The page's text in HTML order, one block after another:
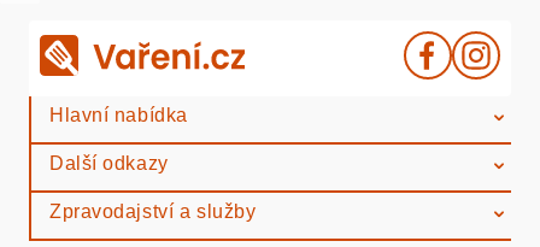
Hlavní nabídka
Další odkazy
Zpravodajství a služby